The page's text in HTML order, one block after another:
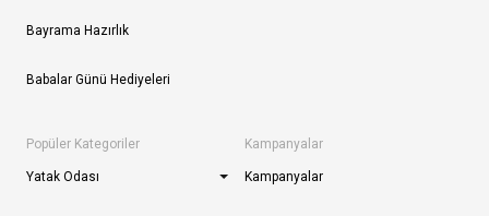
Bayrama Hazırlık
Babalar Günü Hediyeleri
Popüler Kategoriler
Yatak Odası
Kampanyalar
Kampanyalar